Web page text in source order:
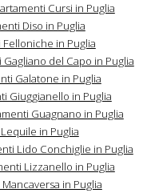
Cursi in Puglia
Diso in Puglia
in Puglia
del Capo in Puglia
Galatone in Puglia
Giuggianello in Puglia
Guagnano in Puglia
in Puglia
Lido Conchiglie in Puglia
Lizzanello in Puglia
in Puglia